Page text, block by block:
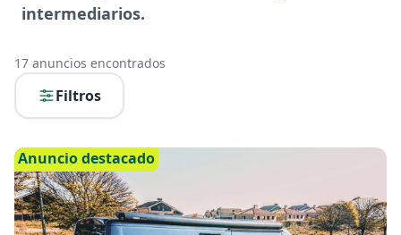
intermediarios.
17 anuncios encontrados
Filtros
Anuncio destacado